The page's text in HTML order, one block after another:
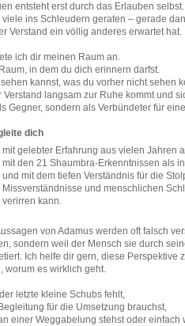
entsteht erst durch das Erlauben
viele ins Schleudern geraten – gerade
Verstand ein völlig anderes erwartet hat.
ich dir meinen Raum an.
in dem du dich erinnern darfst.
kannst, was du vorher nicht sehen
Verstand langsam zur Ruhe kommt und
Gegner, sondern als Verbündeter für
dich
mit gelebter Erfahrung aus vielen Jahren
mit den 21 Shaumbra-Erkenntnissen als
und mit dem tiefen Verständnis für die
Missverständnisse und menschlichen
verirren kann.
von Adamus werden oft falsch
sondern weil der Mensch sie durch
Ich helfe dir gern, diese Perspektive
worum es wirklich geht.
letzte kleine Schubs fehlt,
für die Umsetzung brauchst,
einer Weggabelung stehst oder einfach